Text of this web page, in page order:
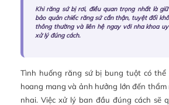
Khi răng sứ bị rơi, điều quan trọng nhất là
bảo quản chiếc răng sứ cẩn thận, tuyệt đối
thông thường và liên hệ ngay với nha khoa
xử lý đúng cách.
Tình huống răng sứ bị bung tuột có
hoang mang và ảnh hưởng lớn đến thẩm
nhai. Việc xử lý ban đầu đúng cách sẽ